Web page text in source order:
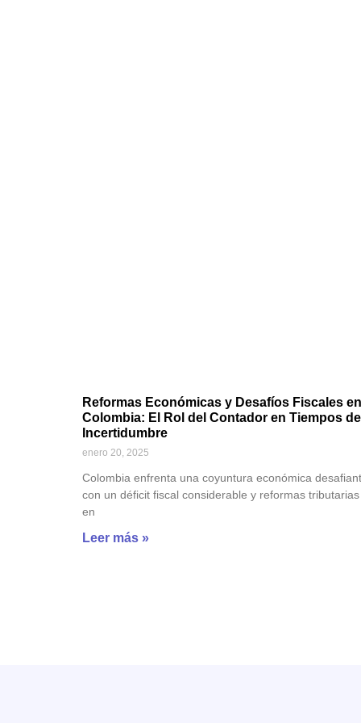
Reformas Económicas y Desafíos Fiscales en
Colombia: El Rol del Contador en Tiempos de
Incertidumbre
enero 20, 2025
Colombia enfrenta una coyuntura económica
con un déficit fiscal considerable y reformas tributarias
en
Leer más »